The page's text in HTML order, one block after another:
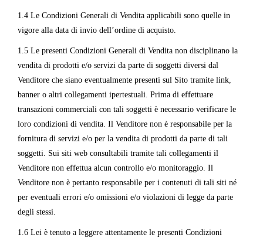
1.4 Le Condizioni Generali di Vendita applicabili sono quelle in
vigore alla data di invio dell’ordine di acquisto.
1.5 Le presenti Condizioni Generali di Vendita non disciplinano la
vendita di prodotti e/o servizi da parte di soggetti diversi dal
Venditore che siano eventualmente presenti sul Sito tramite link,
banner o altri collegamenti ipertestuali. Prima di effettuare
transazioni commerciali con tali soggetti è necessario verificare le
loro condizioni di vendita. Il Venditore non è responsabile per la
fornitura di servizi e/o per la vendita di prodotti da parte di tali
soggetti. Sui siti web consultabili tramite tali collegamenti il
Venditore non effettua alcun controllo e/o monitoraggio. Il
Venditore non è pertanto responsabile per i contenuti di tali siti né
per eventuali errori e/o omissioni e/o violazioni di legge da parte
degli stessi.
1.6 Lei è tenuto a leggere attentamente le presenti Condizioni